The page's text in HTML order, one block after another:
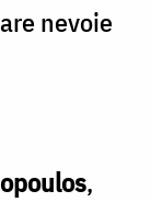
nevoie
,